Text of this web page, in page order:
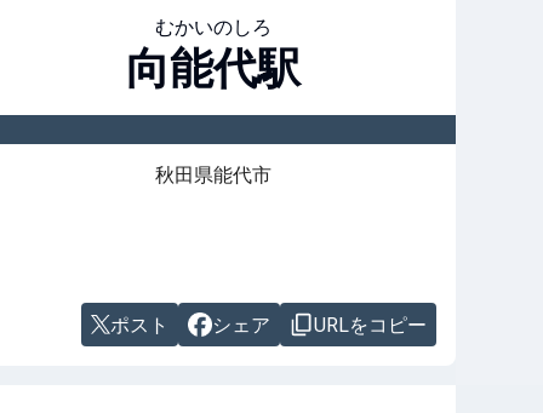
むかいのしろ
向能代駅
秋田県能代市
ポスト シェア URLをコピー